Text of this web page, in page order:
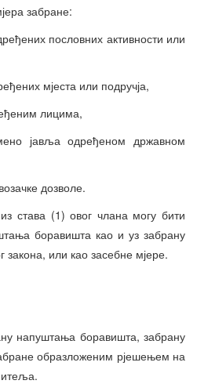
забране:
пословних активности или
мјеста или подручја,
лицима,
јавља одређеном државном
дозволе.
става (1) овог члана могу бити
боравишта као и уз забрану
закона, или као засебне мјере.
напуштања боравишта, забрану
образложеним рјешењем на